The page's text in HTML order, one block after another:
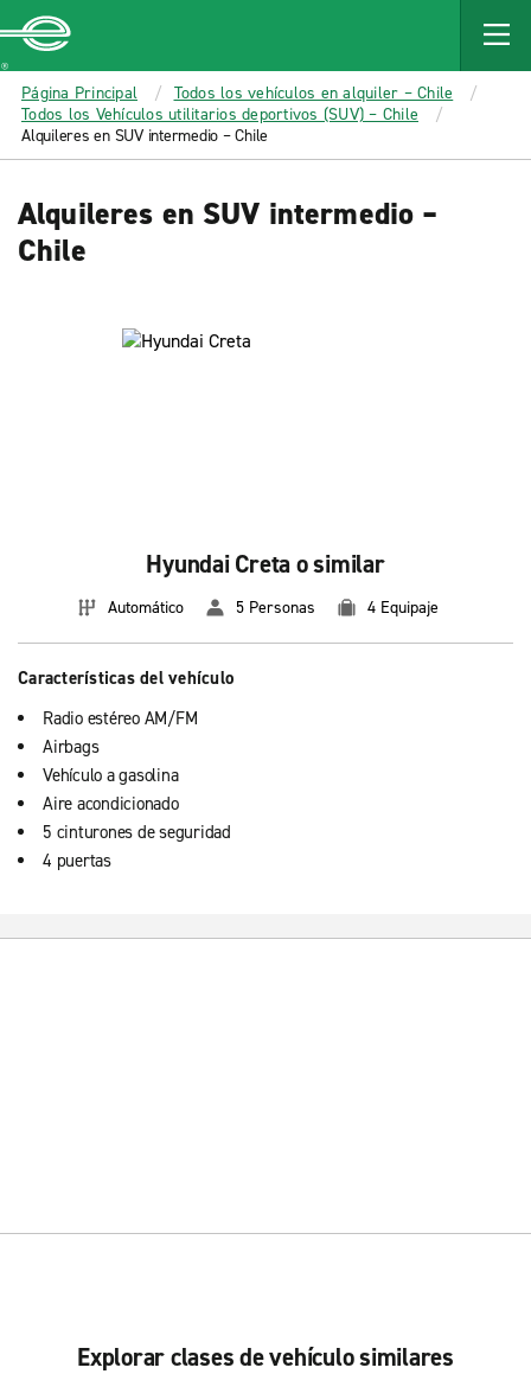
MAIN
CONTENT
Enterprise
Página Principal
Todos los vehículos en alquiler – Chile
Todos los Vehículos utilitarios deportivos (SUV) – Chile
Alquileres en SUV intermedio – Chile
Alquileres en SUV intermedio –
Chile
Hyundai Creta o similar
Automático 5 Personas 4 Equipaje
Características del vehículo
Radio estéreo AM/FM
Airbags
Vehículo a gasolina
Aire acondicionado
5 cinturones de seguridad
4 puertas
Explorar clases de vehículo similares